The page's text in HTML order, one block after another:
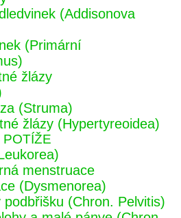
(Addisonova
(Primární
žlázy
(Struma)
žlázy (Hypertyreoidea)
menstruace
(Dysmenorea)
(Chron. Pelvitis)